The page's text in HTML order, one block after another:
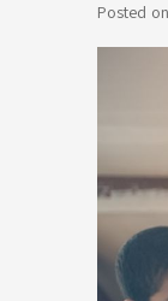
Posted